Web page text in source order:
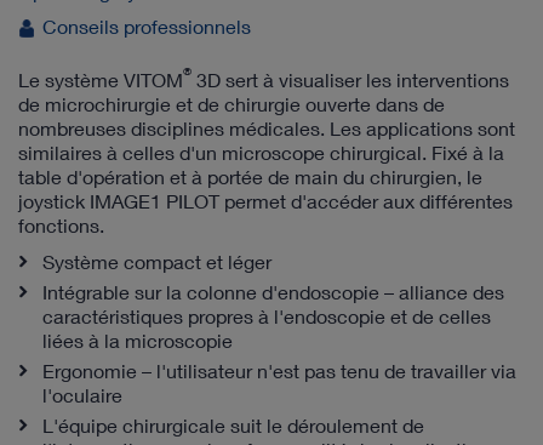
Conseils professionnels
Le système VITOM® 3D sert à visualiser les interventions
de microchirurgie et de chirurgie ouverte dans de
nombreuses disciplines médicales. Les applications sont
similaires à celles d'un microscope chirurgical. Fixé à la
table d'opération et à portée de main du chirurgien, le
joystick IMAGE1 PILOT permet d'accéder aux différentes
fonctions.
Système compact et léger
Intégrable sur la colonne d'endoscopie – alliance des
caractéristiques propres à l'endoscopie et de celles
liées à la microscopie
Ergonomie – l'utilisateur n'est pas tenu de travailler via
l'oculaire
L'équipe chirurgicale suit le déroulement de